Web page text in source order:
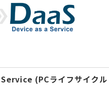
(PCライフサイクル